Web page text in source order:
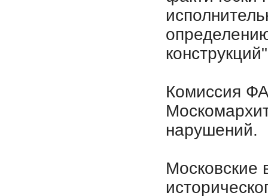
Комиссия
нарушений.
Московские